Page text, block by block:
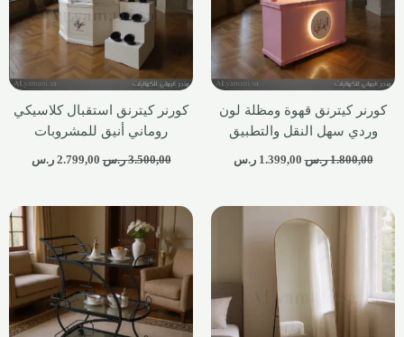
كورنر كيترنق قهوة ومظلة لون
وردي سهل النقل والتطبيق
1.800,00 ر.س 1.399,00 ر.س
كورنر كيترنق استقبال كلاسيكي
روماني أنيق للمشروبات
3.500,00 ر.س 2.799,00 ر.س